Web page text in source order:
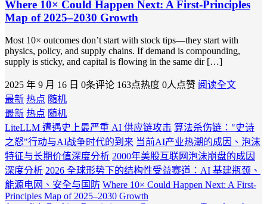
Where 10× Could Happen Next: A First-Principles
Map of 2025–2030 Growth
Most 10× outcomes don’t start with stock tips—they start with
physics, policy, and supply chains. If demand is compounding,
supply is sticky, and capital is flowing in the same dir […]
2025 年 9 月 16 日 0条评论 163点热度 0人点赞 阅读全文
最新 热点 随机
最新 热点 随机
LiteLLM 遭遇史上最严重 AI 供应链攻击 算法杀伤链："史诗
之怒"行动与AI战争时代的到来 当前AI产业热潮的成因、泡沫
特征与长期价值深度分析 2000年美股互联网泡沫崩盘的成因
深度分析 2026 全球形势下的结构性受益赛道：AI 基建瓶颈、
能源电网、安全与国防 Where 10× Could Happen Next: A First-
Principles Map of 2025–2030 Growth